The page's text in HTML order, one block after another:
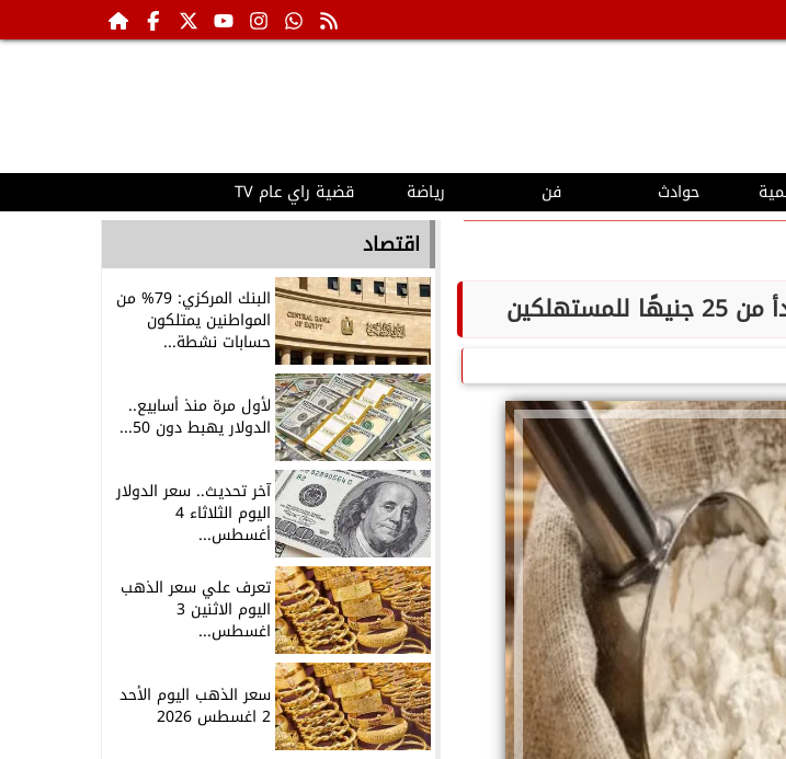
حوادث فن رياضة قضية راي عام TV
اقتصاد
البنك المركزي: 79% من
المواطنين يمتلكون
حسابات نشطة...
لأول مرة منذ أسابيع..
الدولار يهبط دون 50...
آخر تحديث.. سعر الدولار
اليوم الثلاثاء 4
أغسطس...
تعرف علي سعر الذهب
اليوم الاثنين 3
اغسطس...
سعر الذهب اليوم الأحد
2 اغسطس 2026